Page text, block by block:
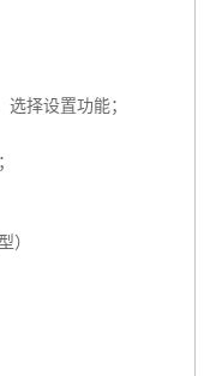
择设置功能；
）